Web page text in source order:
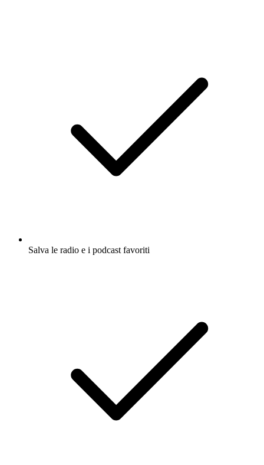
Salva le radio e i podcast favoriti